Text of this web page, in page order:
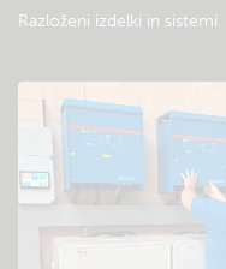
Razloženi izdelki in sistemi.